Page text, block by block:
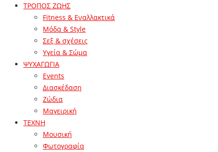
ΤΡΟΠΟΣ ΖΩΗΣ
Fitness & Εναλλακτικά
Μόδα & Style
Σεξ & σχέσεις
Υγεία & Σώμα
ΨΥΧΑΓΩΓΙΑ
Events
Διασκέδαση
Ζώδια
Μαγειρική
ΤΕΧΝΗ
Μουσική
Φωτογραφία